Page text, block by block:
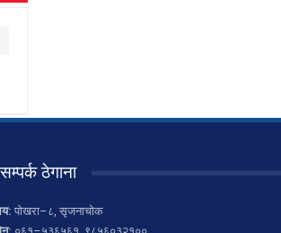
सम्पर्क ठेगाना
पोखरा–८, सृजनाचोक